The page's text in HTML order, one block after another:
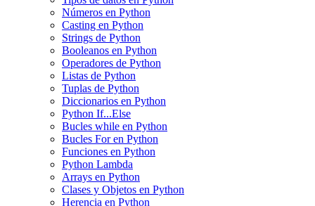
Números en Python
Casting en Python
Strings de Python
Booleanos en Python
Operadores de Python
Listas de Python
Tuplas de Python
Diccionarios en Python
Python If...Else
Bucles while en Python
Bucles For en Python
Funciones en Python
Python Lambda
Arrays en Python
Clases y Objetos en Python
Herencia en Python